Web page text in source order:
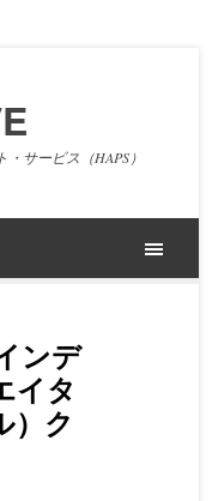
サービス（HAPS）
ンデ
イタ
）ク